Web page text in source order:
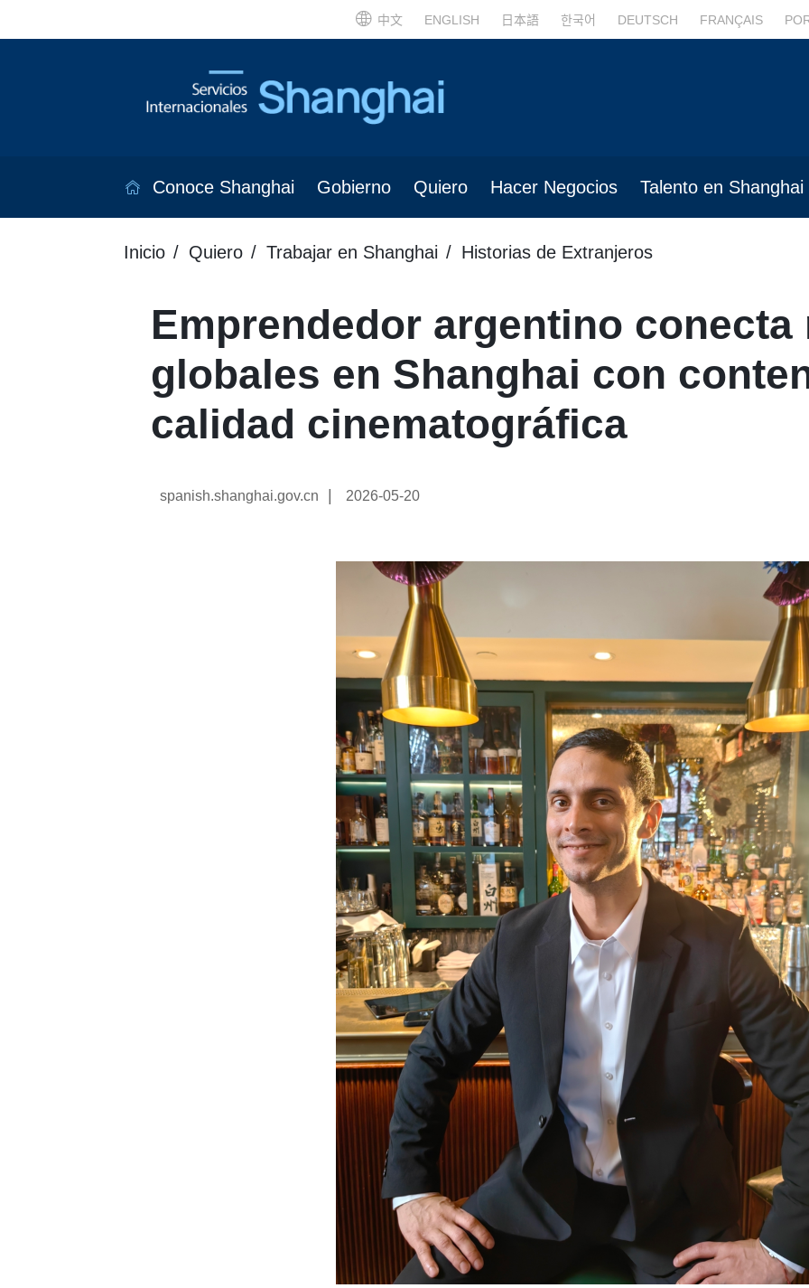
中文 ENGLISH 日本語 한국어 DEUTSCH FRANÇAIS
Conoce Shanghai Gobierno Quiero Hacer Negocios Talento en Shanghai
Inicio Quiero Trabajar en Shanghai Historias de Extranjeros
Emprendedor argentino conecta
globales en Shanghai con
calidad cinematográfica
spanish.shanghai.gov.cn 2026-05-20